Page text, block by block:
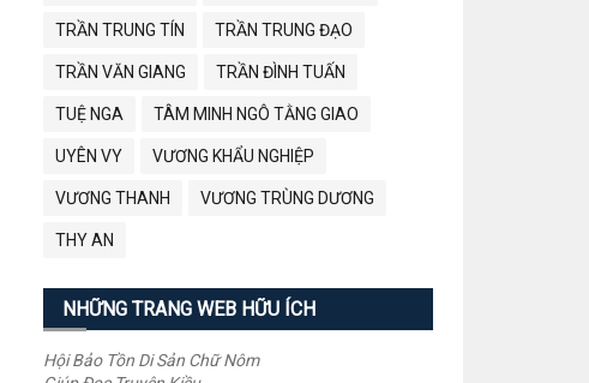
TRẦN TRUNG TÍN TRẦN TRUNG ĐẠO
TRẦN VĂN GIANG TRẦN ĐÌNH TUẤN
TUỆ NGA TÂM MINH NGÔ TẰNG GIAO
UYÊN VY VƯƠNG KHẨU NGHIỆP
VƯƠNG THANH VƯƠNG TRÙNG DƯƠNG
THY AN
NHỮNG TRANG WEB HỮU ÍCH
Hội Bảo Tồn Di Sản Chữ Nôm